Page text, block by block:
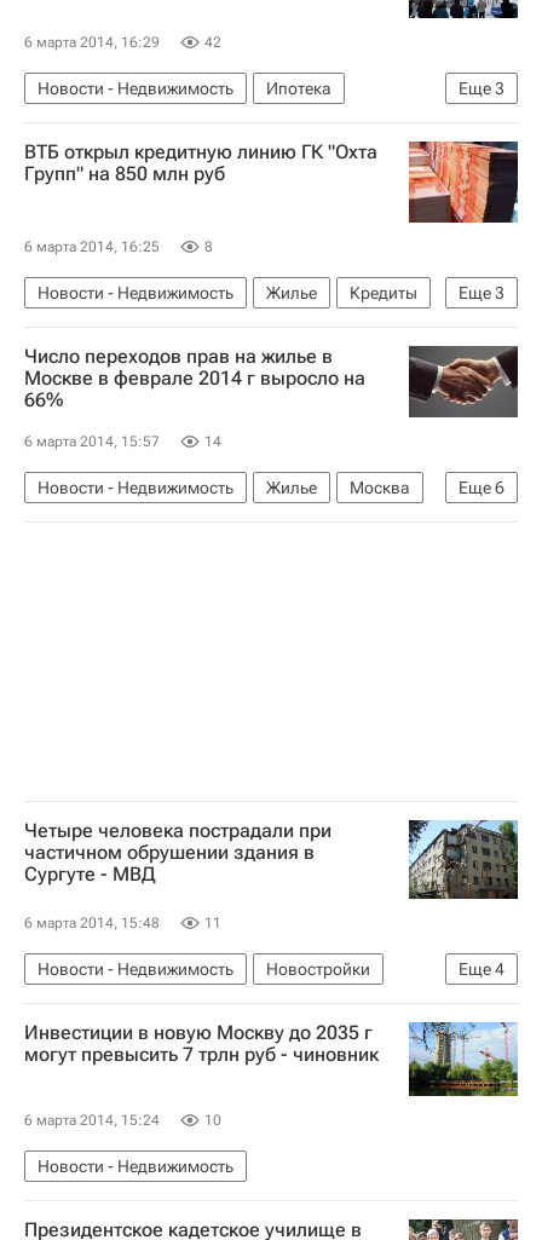
6 марта 2014, 16:29 42
Еще3
Новости - Недвижимость
Ипотека
Великий Новогород
Следственный комитет России (СК РФ)
ВТБ открыл кредитную линию ГК "Охта
Групп" на 850 млн руб
6 марта 2014, 16:25 8
Еще3
Новости - Недвижимость Жилье
Кредиты
Строительство
ВТБ (банк) Россия
Число переходов прав на жилье в
Москве в феврале 2014 г выросло на
66%
6 марта 2014, 15:57 14
Еще6
Новости - Недвижимость Жилье
Москва
Федеральная служба государственной регистрации, кадастра и картографии (Росреестр)
Четыре человека пострадали при
частичном обрушении здания в
Сургуте - МВД
6 марта 2014, 15:48 11
Еще4
Новости - Недвижимость
Новостройки
Сургут
Министерство внутренних дел РФ (МВД России)
МЧС России (Министерство РФ по делам гражданской обороны, чрезвычайным ситуациям и ликвидации последствий стихийных бедствий)
Россия
Инвестиции в новую Москву до 2035 г
могут превысить 7 трлн руб - чиновник
6 марта 2014, 15:24 10
Новости - Недвижимость
Президентское кадетское училище в